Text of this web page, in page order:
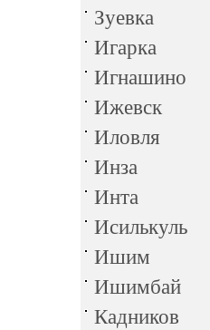
Зуевка
Игарка
Игнашино
Ижевск
Иловля
Инза
Инта
Исилькуль
Ишим
Ишимбай
Кадников